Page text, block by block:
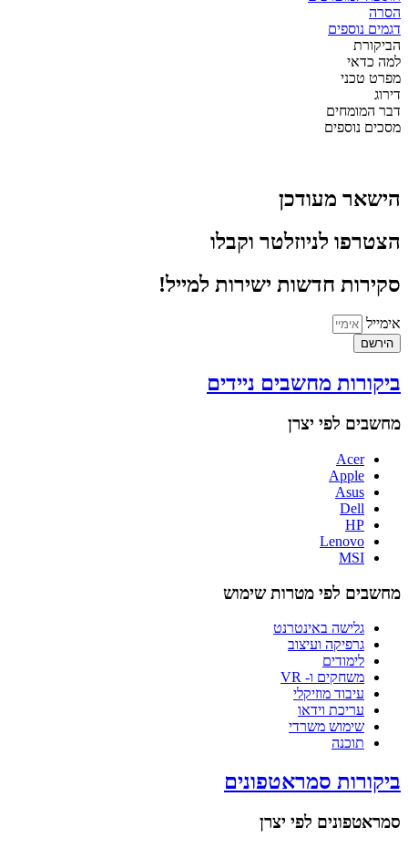
הסרה
דגמים נוספים
הביקורת
למה כדאי
מפרט טכני
דירוג
דבר המומחים
מסכים נוספים
הישאר מעודכן
הצטרפו לניוזלטר וקבלו
סקירות חדשות ישירות למייל!
אימייל
הירשם
ביקורות מחשבים ניידים
מחשבים לפי יצרן
Acer
Apple
Asus
Dell
HP
Lenovo
MSI
מחשבים לפי מטרות שימוש
גלישה באינטרנט
גרפיקה ועיצוב
לימודים
משחקים ו- VR
עיבוד מוזיקלי
עריכת וידאו
שימוש משרדי
תוכנה
ביקורות סמראטפונים
סמראטפונים לפי יצרן